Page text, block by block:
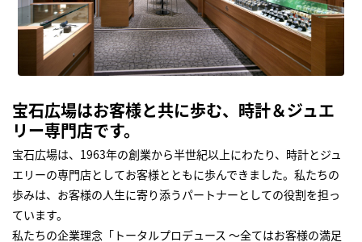
宝石広場はお客様と共に歩む、時計＆ジュエ
リー専門店です。
宝石広場は、1963年の創業から半世紀以上にわたり、時計とジュ
エリーの専門店としてお客様とともに歩んできました。私たちの
歩みは、お客様の人生に寄り添うパートナーとしての役割を担っ
ています。
私たちの企業理念「トータルプロデュース ～全てはお客様の満足